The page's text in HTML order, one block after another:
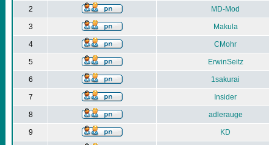
2 MD-Mod
3 Makula
4 CMohr
5 ErwinSeitz
6 1sakurai
7 Insider
8 adlerauge
9 KD